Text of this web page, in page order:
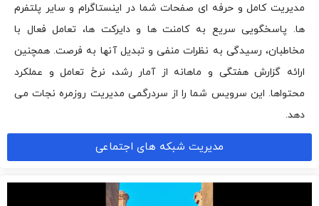
مدیریت کامل و حرفه ای صفحات شما در اینستاگرام و سایر پلتفرم
ها. پاسخگویی سریع به کامنت ها و دایرکت ها، تعامل فعال با
مخاطبان، رسیدگی به نظرات منفی و تبدیل آنها به فرصت. همچنین
ارائه گزارش هفتگی و ماهانه از آمار رشد، نرخ تعامل و عملکرد
محتواها. این سرویس شما را از سردرگمی مدیریت روزمره نجات می
دهد.
مدیریت شبکه های اجتماعی